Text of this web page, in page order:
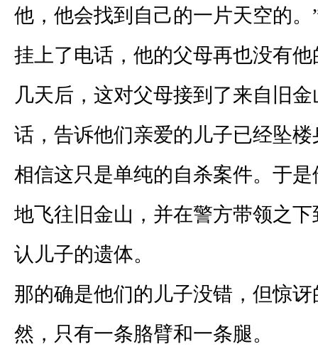
他，他会找到自己的一片天空的。
挂上了电话，他的父母再也没有
几天后，这对父母接到了来自旧
话，告诉他们亲爱的儿子已经坠
相信这只是单纯的自杀案件。于
地飞往旧金山，并在警方带领之
认儿子的遗体。
那的确是他们的儿子没错，但惊
然，只有一条胳臂和一条腿。